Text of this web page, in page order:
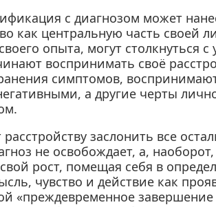
с диагнозом может
как центральную часть своей
опыта, могут столкнуться
воспринимать своё
симптомов,
а другие черты
заслонить все
не освобождает, а,
рост, помещая себя в
чувство и действие как
«преждевременное